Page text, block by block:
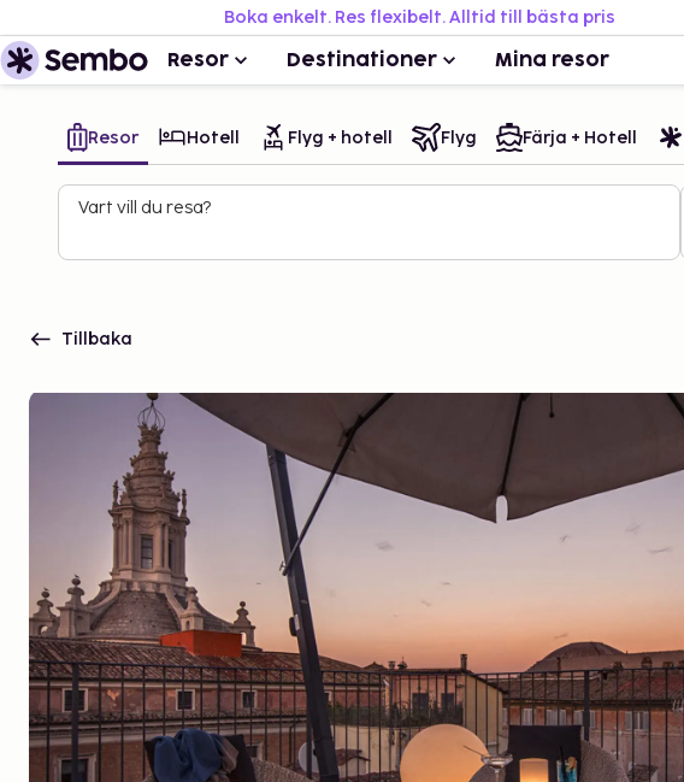
Boka enkelt. Res flexibelt. Alltid till bästa pris
Resor Destinationer Mina resor
Resor Hotell Flyg + hotell Flyg Färja + Hotell
Vart vill du resa?
Tillbaka